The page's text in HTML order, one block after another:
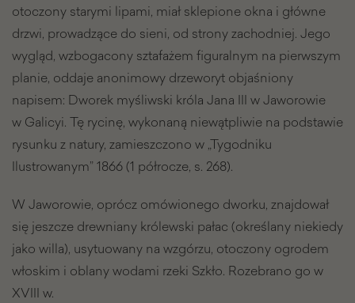
otoczony starymi lipami, miał sklepione okna i główne
drzwi, prowadzące do sieni, od strony zachodniej. Jego
wygląd, wzbogacony sztafażem figuralnym na pierwszym
planie, oddaje anonimowy drzeworyt objaśniony
napisem: Dworek myśliwski króla Jana III w Jaworowie
w Galicyi. Tę rycinę, wykonaną niewątpliwie na podstawie
rysunku z natury, zamieszczono w „Tygodniku
Ilustrowanym” 1866 (1 półrocze, s. 268).
W Jaworowie, oprócz omówionego dworku, znajdował
się jeszcze drewniany królewski pałac (określany niekiedy
jako willa), usytuowany na wzgórzu, otoczony ogrodem
włoskim i oblany wodami rzeki Szkło. Rozebrano go w
XVIII w.